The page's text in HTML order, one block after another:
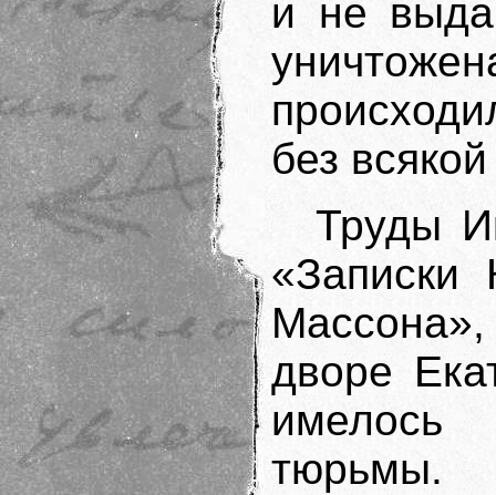
и не
без
Труды
«Записки
дворе
имелось
тюрьмы.